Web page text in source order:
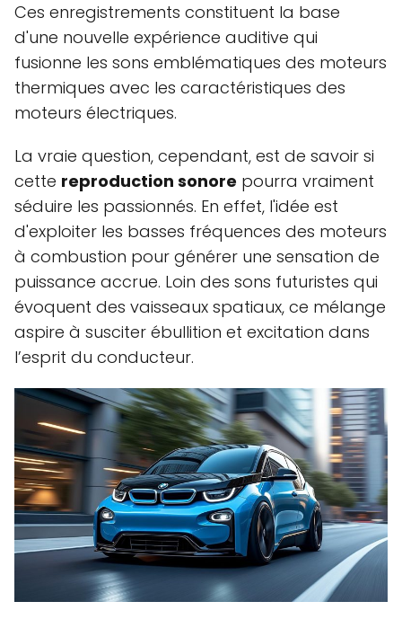
Ces enregistrements constituent la base
d'une nouvelle expérience auditive qui
fusionne les sons emblématiques des moteurs
thermiques avec les caractéristiques des
moteurs électriques.
La vraie question, cependant, est de savoir si
cette reproduction sonore pourra vraiment
séduire les passionnés. En effet, l'idée est
d'exploiter les basses fréquences des moteurs
à combustion pour générer une sensation de
puissance accrue. Loin des sons futuristes qui
évoquent des vaisseaux spatiaux, ce mélange
aspire à susciter ébullition et excitation dans
l’esprit du conducteur.